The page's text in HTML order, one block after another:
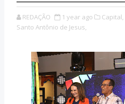
REDAÇÃO 1 year ago Capital,
Santo Antônio de Jesus,